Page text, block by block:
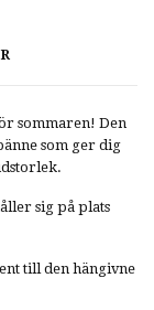
sommaren! Den
som ger dig
sig på plats
till den hängivne